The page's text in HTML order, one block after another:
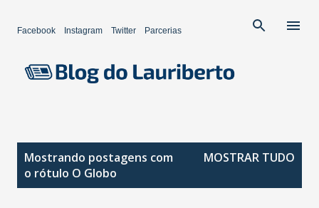
Facebook Instagram Twitter Parcerias
Mostrando postagens com
o rótulo O Globo
MOSTRAR TUDO